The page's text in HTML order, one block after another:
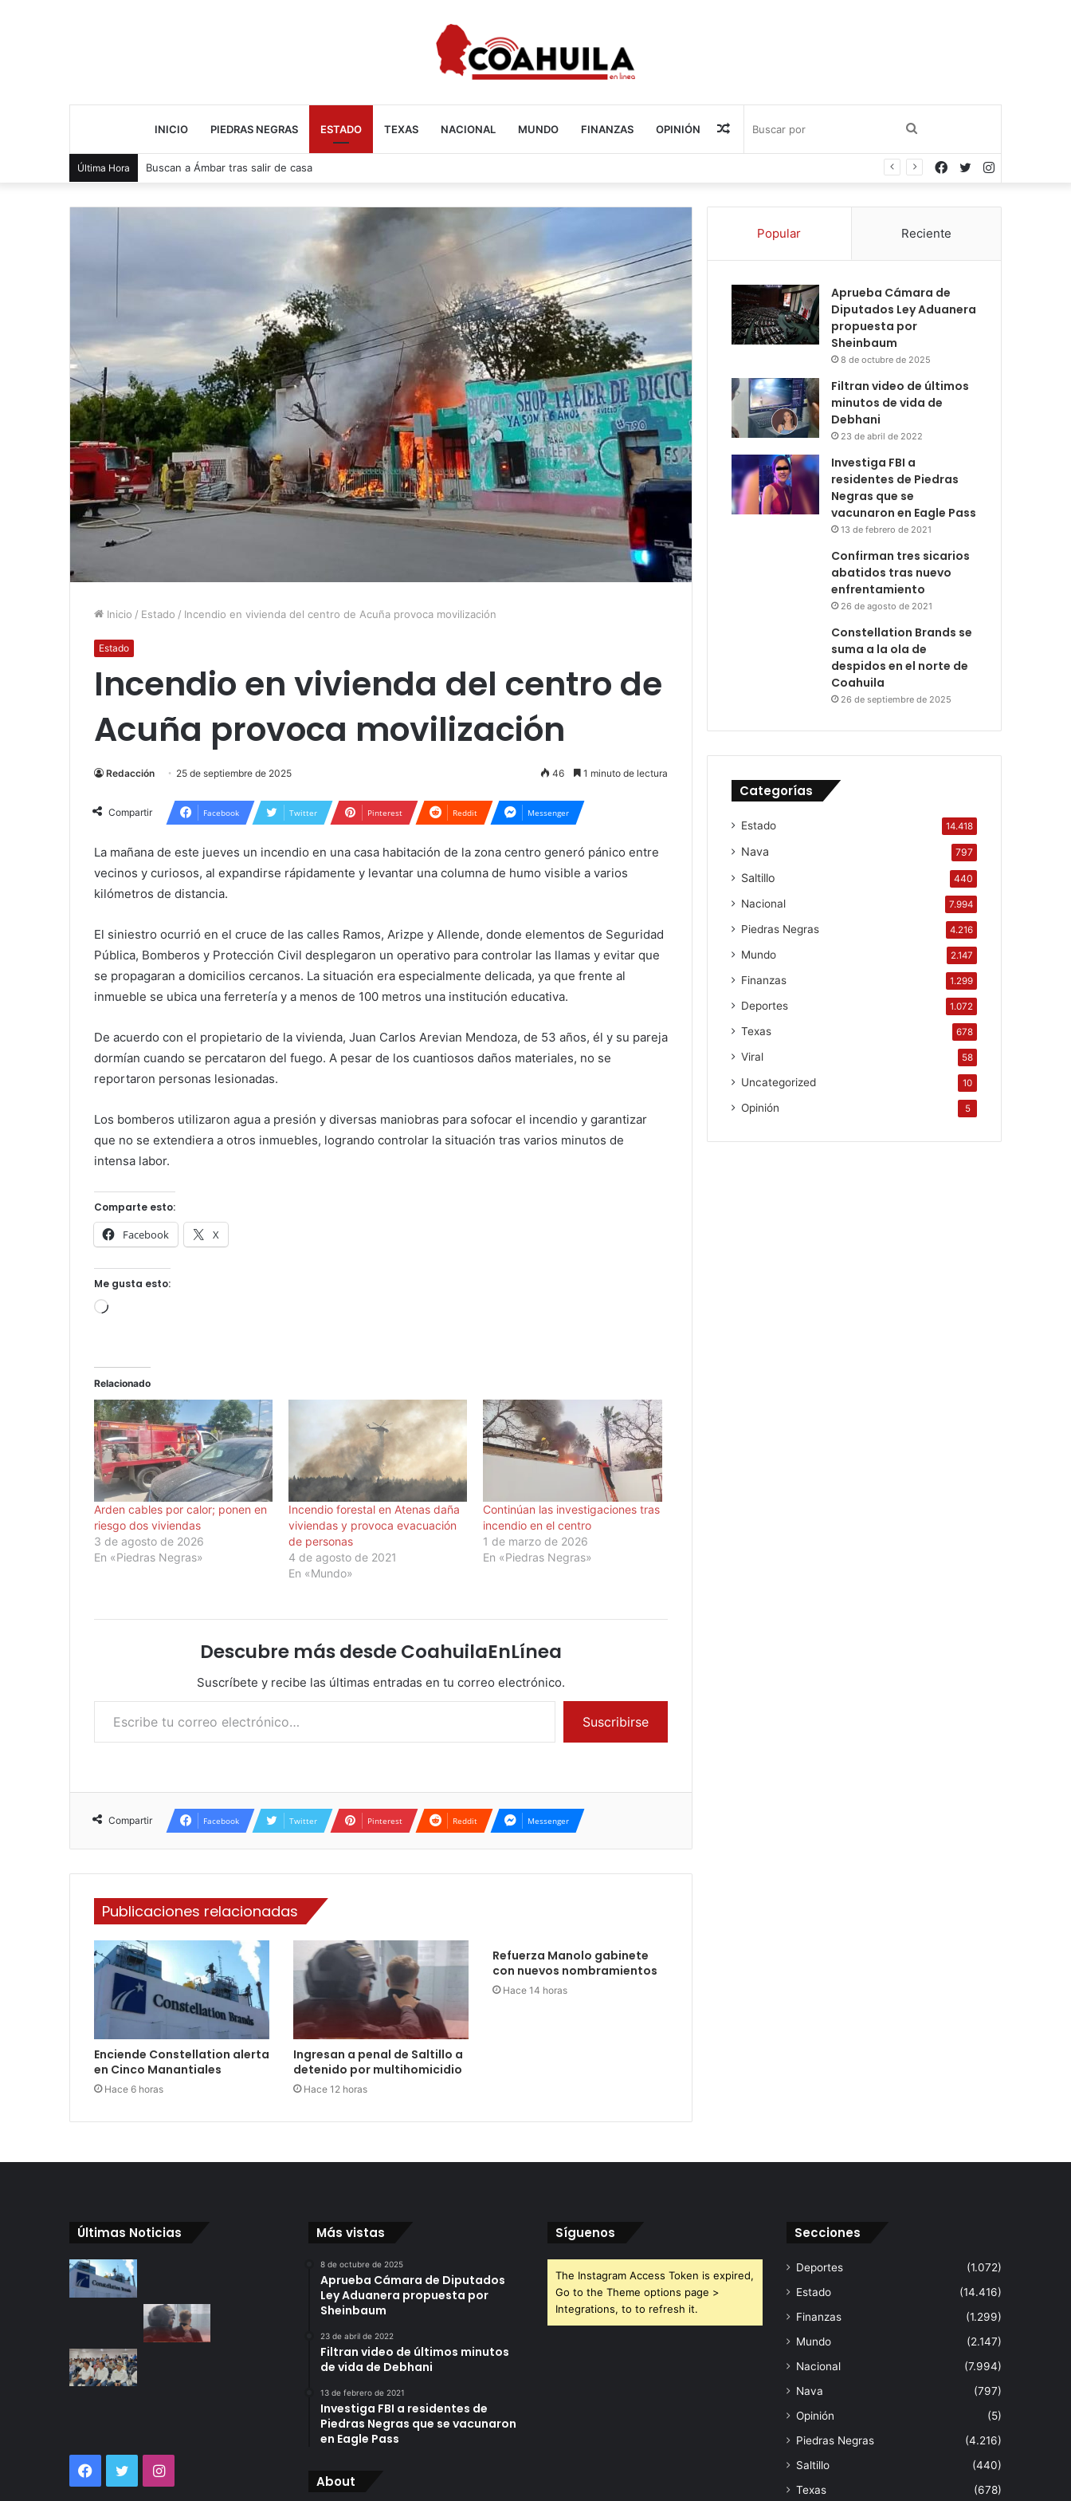
INICIO PIEDRAS NEGRAS ESTADO TEXAS NACIONAL MUNDO FINANZAS OPINIÓN
por
Publicación
Última Hora Buscan a Ámbar tras salir de casa Instagram
Twitter
Facebook
Inicio / Estado / Incendio en vivienda del centro de Acuña provoca movilización
Estado
Incendio en vivienda del centro de
Acuña provoca movilización
Redacción 25 de septiembre de 2025 46 1 minuto de lectura
Compartir Facebook Twitter Pinterest Reddit Messenger
La mañana de este jueves un incendio en una casa habitación de la zona centro generó pánico entre
vecinos y curiosos, al expandirse rápidamente y levantar una columna de humo visible a varios
kilómetros de distancia.
El siniestro ocurrió en el cruce de las calles Ramos, Arizpe y Allende, donde elementos de Seguridad
Pública, Bomberos y Protección Civil desplegaron un operativo para controlar las llamas y evitar que
se propagaran a domicilios cercanos. La situación era especialmente delicada, ya que frente al
inmueble se ubica una ferretería y a menos de 100 metros una institución educativa.
De acuerdo con el propietario de la vivienda, Juan Carlos Arevian Mendoza, de 53 años, él y su pareja
dormían cuando se percataron del fuego. A pesar de los cuantiosos daños materiales, no se
reportaron personas lesionadas.
Los bomberos utilizaron agua a presión y diversas maniobras para sofocar el incendio y garantizar
que no se extendiera a otros inmuebles, logrando controlar la situación tras varios minutos de
intensa labor.
Comparte esto:
Facebook X
Me gusta esto:
Cargando...
Relacionado
Arden cables por calor; ponen en
riesgo dos viviendas
3 de agosto de 2026
En «Piedras Negras»
Incendio forestal en Atenas daña
viviendas y provoca evacuación
de personas
4 de agosto de 2021
En «Mundo»
Continúan las investigaciones tras
incendio en el centro
1 de marzo de 2026
En «Piedras Negras»
Descubre más desde CoahuilaEnLínea
Suscríbete y recibe las últimas entradas en tu correo electrónico.
Escribe tu correo electrónico…
Suscribirse
Compartir Facebook Twitter Pinterest Reddit Messenger
Publicaciones relacionadas
Enciende Constellation alerta
en Cinco Manantiales
Hace 6 horas
Ingresan a penal de Saltillo a
detenido por multihomicidio
Hace 12 horas
Refuerza Manolo gabinete
con nuevos nombramientos
Hace 14 horas
Popular Reciente
Aprueba Cámara de
Diputados Ley Aduanera
propuesta por
Sheinbaum
8 de octubre de 2025
Filtran video de últimos
minutos de vida de
Debhani
23 de abril de 2022
Investiga FBI a
residentes de Piedras
Negras que se
vacunaron en Eagle Pass
13 de febrero de 2021
Confirman tres sicarios
abatidos tras nuevo
enfrentamiento
26 de agosto de 2021
Constellation Brands se
suma a la ola de
despidos en el norte de
Coahuila
26 de septiembre de 2025
Categorías
Estado 14.418
Nava 797
Saltillo 440
Nacional 7.994
Piedras Negras 4.216
Mundo 2.147
Finanzas 1.299
Deportes 1.072
Texas 678
Viral 58
Uncategorized 10
Opinión 5
Últimas Noticias
Facebook
TwitterInstagram
Más vistas
8 de octubre de 2025
Aprueba Cámara de Diputados
Ley Aduanera propuesta por
Sheinbaum
23 de abril de 2022
Filtran video de últimos minutos
de vida de Debhani
13 de febrero de 2021
Investiga FBI a residentes de
Piedras Negras que se vacunaron
en Eagle Pass
About
Síguenos
The Instagram Access Token is expired,
Go to the Theme options page >
Integrations, to to refresh it.
Secciones
Deportes
(1.072)
Estado
(14.416)
Finanzas
(1.299)
Mundo
(2.147)
Nacional
(7.994)
Nava
(797)
Opinión
(5)
Piedras Negras
(4.216)
Saltillo
(440)
Texas
(678)